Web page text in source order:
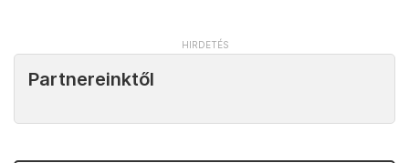
Partnereinktől